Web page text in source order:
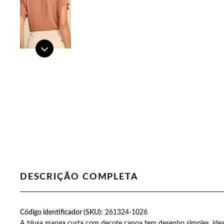
DESCRIÇÃO COMPLETA
Código identificador (SKU): 261324-1026
aumentou a minha
Recebi minhas camisetas